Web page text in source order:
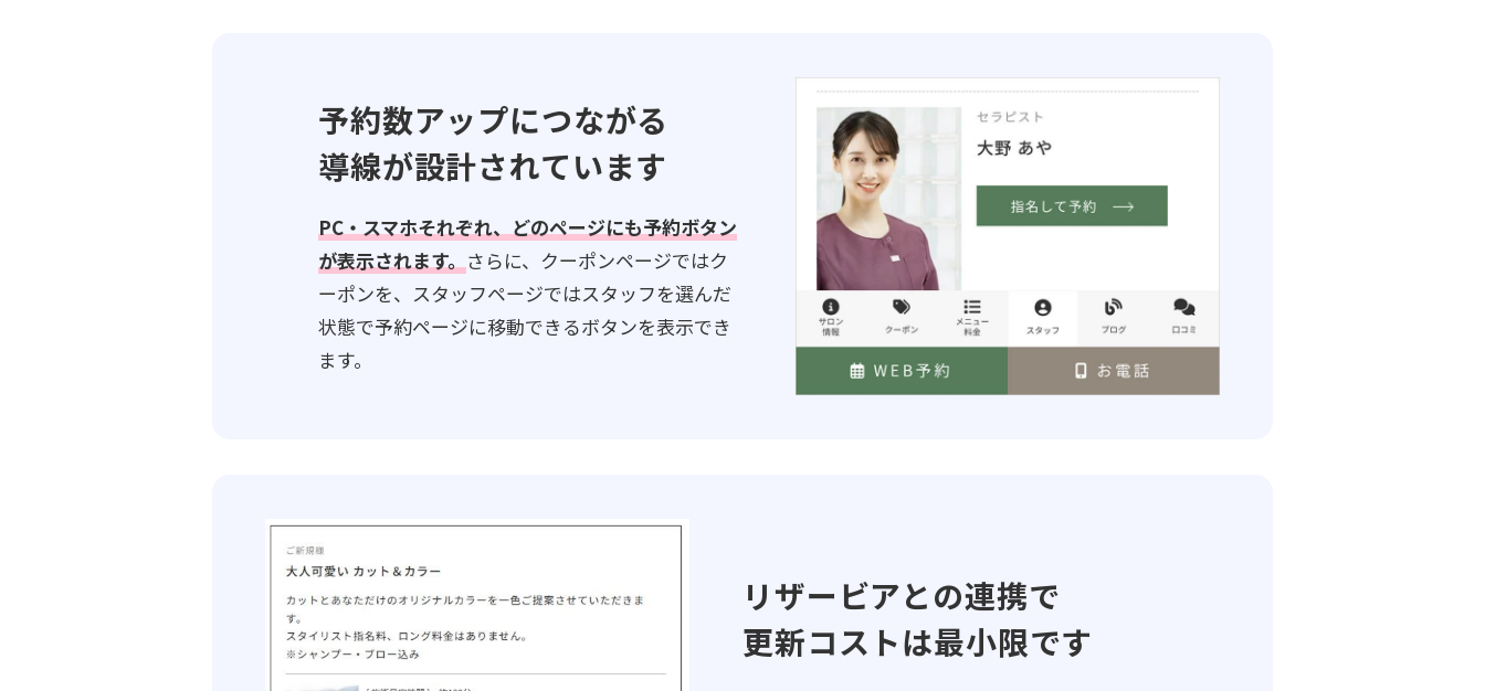
予約数アップにつながる
導線が設計されています
PC・スマホそれぞれ、どのページにも予約ボタン
が表示されます。さらに、クーポンページではク
ーポンを、スタッフページではスタッフを選んだ
状態で予約ページに移動できるボタンを表示でき
ます。
リザービアとの連携で
更新コストは最小限です